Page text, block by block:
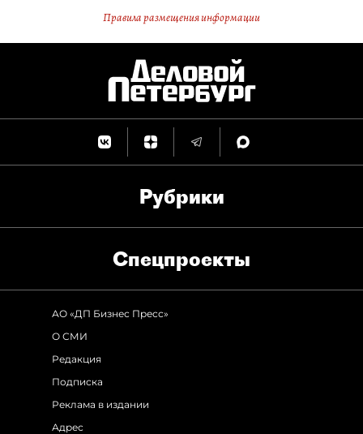
Правила размещения информации
Рубрики
Спец­проекты
АО «ДП Бизнес Пресс»
О СМИ
Редакция
Подписка
Реклама в издании
Адрес